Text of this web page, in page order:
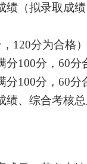
绩（拟录取成
120分为合格）
分100分，60分
分100分，60分
绩、综合考核